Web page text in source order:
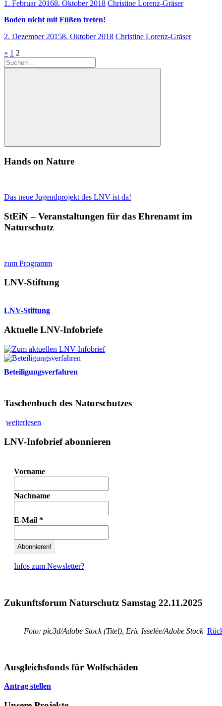
1. Februar 20168. Oktober 2018 Christine Lorenz-Gräser
Boden nicht mit Füßen treten!
2. Dezember 20158. Oktober 2018 Christine Lorenz-Gräser
Seitennummerierung
der
« Vorherige
Beiträge
1 2
Suchen
nach:
Suchen
Hands on Nature
Das neue Jugendprojekt des LNV ist da!
StEiN – Veranstaltungen für das Ehrenamt im
Naturschutz
zum Programm
LNV-Stiftung
LNV-Stiftung
Aktuelle LNV-Infobriefe
Beteiligungsverfahren
Taschenbuch des Naturschutzes
weiterlesen
LNV-Infobrief abonnieren
Vorname
Nachname
E-Mail *
Infos zum Newsletter?
Zukunftsforum Naturschutz Samstag 22.11.2025
Foto: pic3d/Adobe Stock (Titel), Eric Isselée/Adobe Stock
Ausgleichsfonds für Wolfschäden
Antrag stellen